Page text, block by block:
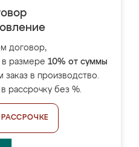
договор,
в размере 10% от суммы
заказ в производство.
рассрочку без %.